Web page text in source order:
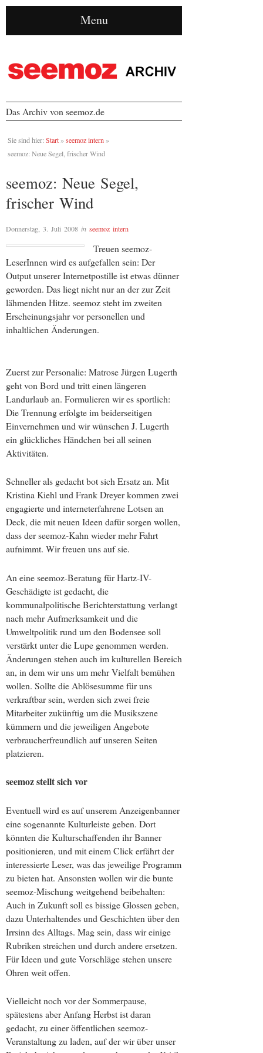
Menu
Das Archiv von seemoz.de
Sie sind hier: Start » seemoz intern »
seemoz: Neue Segel, frischer Wind
seemoz: Neue Segel,
frischer Wind
Donnerstag, 3. Juli 2008 in seemoz intern
Treuen seemoz-
LeserInnen wird es aufgefallen sein: Der
Output unserer Internetpostille ist etwas dünner
geworden. Das liegt nicht nur an der zur Zeit
lähmenden Hitze. seemoz steht im zweiten
Erscheinungsjahr vor personellen und
inhaltlichen Änderungen.
Zuerst zur Personalie: Matrose Jürgen Lugerth
geht von Bord und tritt einen längeren
Landurlaub an. Formulieren wir es sportlich:
Die Trennung erfolgte im beiderseitigen
Einvernehmen und wir wünschen J. Lugerth
ein glückliches Händchen bei all seinen
Aktivitäten.
Schneller als gedacht bot sich Ersatz an. Mit
Kristina Kiehl und Frank Dreyer kommen zwei
engagierte und interneterfahrene Lotsen an
Deck, die mit neuen Ideen dafür sorgen wollen,
dass der seemoz-Kahn wieder mehr Fahrt
aufnimmt. Wir freuen uns auf sie.
An eine seemoz-Beratung für Hartz-IV-
Geschädigte ist gedacht, die
kommunalpolitische Berichterstattung verlangt
nach mehr Aufmerksamkeit und die
Umweltpolitik rund um den Bodensee soll
verstärkt unter die Lupe genommen werden.
Änderungen stehen auch im kulturellen Bereich
an, in dem wir uns um mehr Vielfalt bemühen
wollen. Sollte die Ablösesumme für uns
verkraftbar sein, werden sich zwei freie
Mitarbeiter zukünftig um die Musikszene
kümmern und die jeweiligen Angebote
verbraucherfreundlich auf unseren Seiten
platzieren.
seemoz stellt sich vor
Eventuell wird es auf unserem Anzeigenbanner
eine sogenannte Kulturleiste geben. Dort
könnten die Kulturschaffenden ihr Banner
positionieren, und mit einem Click erfährt der
interessierte Leser, was das jeweilige Programm
zu bieten hat. Ansonsten wollen wir die bunte
seemoz-Mischung weitgehend beibehalten:
Auch in Zukunft soll es bissige Glossen geben,
dazu Unterhaltendes und Geschichten über den
Irrsinn des Alltags. Mag sein, dass wir einige
Rubriken streichen und durch andere ersetzen.
Für Ideen und gute Vorschläge stehen unsere
Ohren weit offen.
Vielleicht noch vor der Sommerpause,
spätestens aber Anfang Herbst ist daran
gedacht, zu einer öffentlichen seemoz-
Veranstaltung zu laden, auf der wir über unser